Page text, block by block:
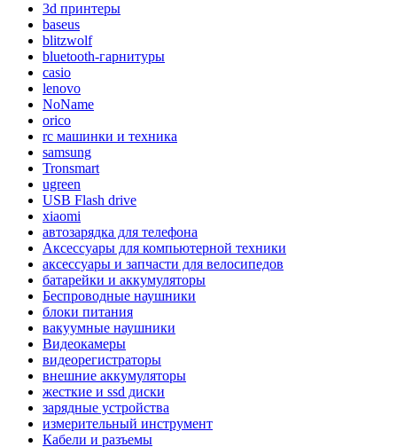
3d принтеры
baseus
blitzwolf
bluetooth-гарнитуры
casio
lenovo
NoName
orico
rc машинки и техника
samsung
Tronsmart
ugreen
USB Flash drive
xiaomi
автозарядка для телефона
Аксессуары для компьютерной техники
аксессуары и запчасти для велосипедов
батарейки и аккумуляторы
Беспроводные наушники
блоки питания
вакуумные наушники
Видеокамеры
видеорегистраторы
внешние аккумуляторы
жесткие и ssd диски
зарядные устройства
измерительный инструмент
Кабели и разъемы